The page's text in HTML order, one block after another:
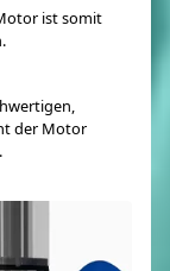
ist somit
der Motor